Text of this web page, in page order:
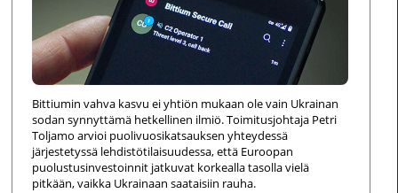
Bittiumin vahva kasvu ei yhtiön mukaan ole vain Ukrainan
sodan synnyttämä hetkellinen ilmiö. Toimitusjohtaja Petri
Toljamo arvioi puolivuosikatsauksen yhteydessä
järjestetyssä lehdistötilaisuudessa, että Euroopan
puolustusinvestoinnit jatkuvat korkealla tasolla vielä
pitkään, vaikka Ukrainaan saataisiin rauha.